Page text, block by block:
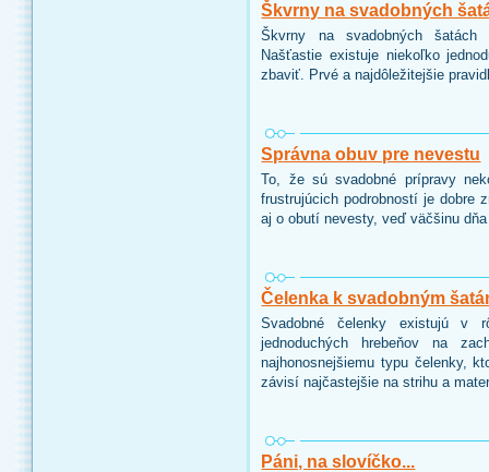
Škvrny na svadobných
Škvrny na svadobných šatách
Našťastie existuje niekoľko
zbaviť. Prvé a najdôležitejšie
Správna obuv pre nevestu
To, že sú svadobné prípravy
frustrujúcich podrobností je dobre
aj o obutí nevesty, veď väčšinu
Čelenka k svadobným
Svadobné čelenky existujú v
jednoduchých hrebeňov na
najhonosnejšiemu typu čelenky,
závisí najčastejšie na strihu a
Páni, na slovíčko...